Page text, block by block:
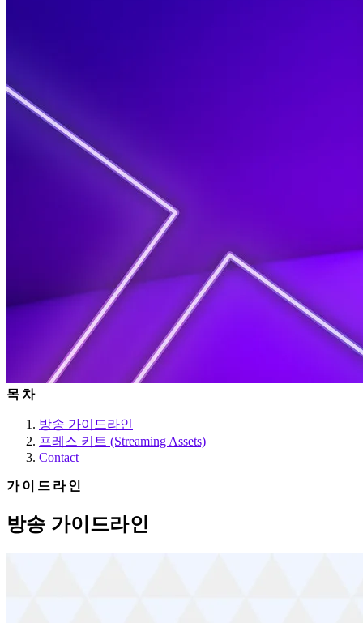
목차
방송 가이드라인
프레스 키트 (Streaming Assets)
Contact
가이드라인
방송 가이드라인